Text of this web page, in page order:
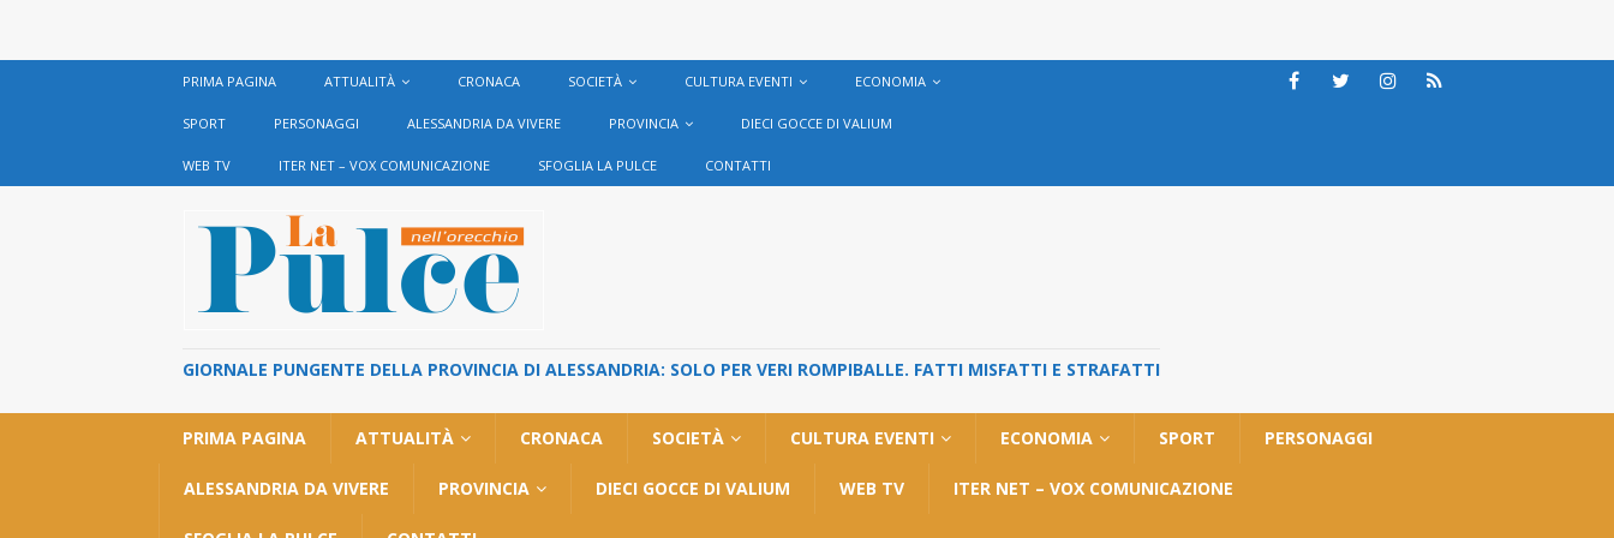
PRIMA PAGINA ATTUALITÀ CRONACA SOCIETÀ CULTURA EVENTI ECONOMIA
SPORT PERSONAGGI ALESSANDRIA DA VIVERE PROVINCIA DIECI GOCCE DI VALIUM
WEB TV ITER NET – VOX COMUNICAZIONE SFOGLIA LA PULCE CONTATTI
GIORNALE PUNGENTE DELLA PROVINCIA DI ALESSANDRIA: SOLO PER VERI ROMPIBALLE. FATTI MISFATTI E STRAFATTI
PRIMA PAGINA ATTUALITÀ CRONACA SOCIETÀ CULTURA EVENTI ECONOMIA SPORT PERSONAGGI
ALESSANDRIA DA VIVERE PROVINCIA DIECI GOCCE DI VALIUM WEB TV ITER NET – VOX COMUNICAZIONE